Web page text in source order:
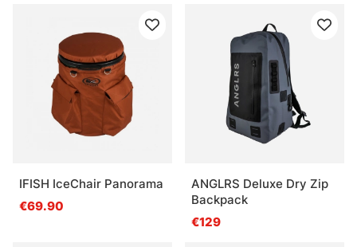
IFISH IceChair Panorama
€69.90
ANGLRS Deluxe Dry Zip
Backpack
€129